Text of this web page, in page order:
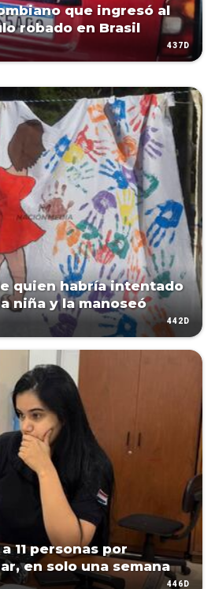
que ingresó al
robado en Brasil
437D
quien habría intentado
niña y la manoseó
442D
11 personas por
en solo una semana
446D